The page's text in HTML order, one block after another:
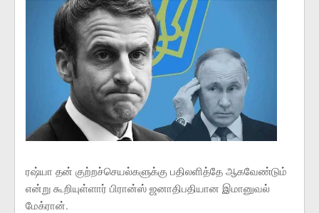
ரஷ்யா தன் குற்றச்செயல்களுக்கு பதிலளித்தே ஆகவேண்டும்
என்று கூறியுள்ளார் பிரான்ஸ் ஜனாதிபதியான இமானுவல்
மேக்ரான்.